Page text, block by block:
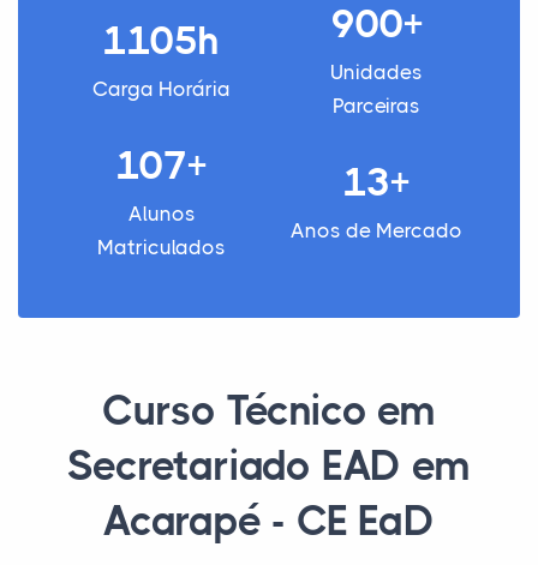
1105h
Carga Horária
900+
Unidades
Parceiras
107+
Alunos
Matriculados
13+
Anos de Mercado
Curso Técnico em
Secretariado EAD em
Acarapé - CE EaD